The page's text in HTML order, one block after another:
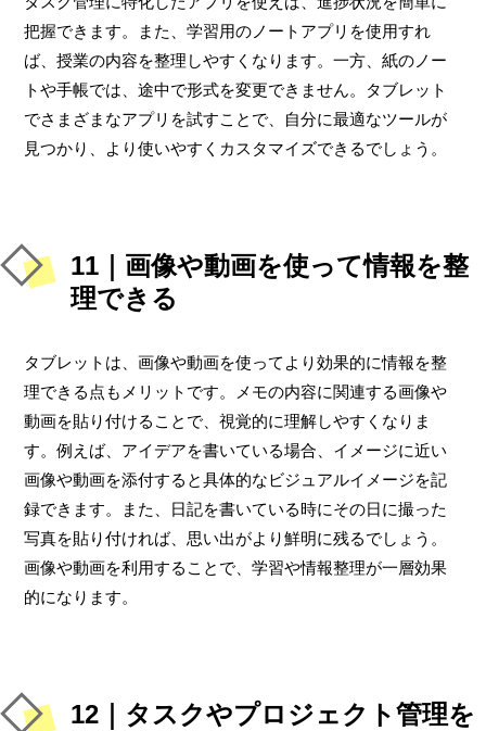
把握できます。また、学習用のノートアプリを使用すれ
ば、授業の内容を整理しやすくなります。一方、紙のノー
トや手帳では、途中で形式を変更できません。タブレット
でさまざまなアプリを試すことで、自分に最適なツールが
見つかり、より使いやすくカスタマイズできるでしょう。
11｜画像や動画を使って情報を整
理できる
タブレットは、画像や動画を使ってより効果的に情報を整
理できる点もメリットです。メモの内容に関連する画像や
動画を貼り付けることで、視覚的に理解しやすくなりま
す。例えば、アイデアを書いている場合、イメージに近い
画像や動画を添付すると具体的なビジュアルイメージを記
録できます。また、日記を書いている時にその日に撮った
写真を貼り付ければ、思い出がより鮮明に残るでしょう。
画像や動画を利用することで、学習や情報整理が一層効果
的になります。
12｜タスクやプロジェクト管理を